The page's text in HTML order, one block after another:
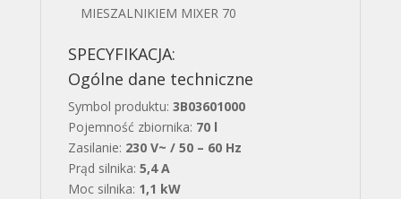
MIESZALNIKIEM MIXER 70
SPECYFIKACJA:
Ogólne dane techniczne
Symbol produktu: 3B03601000
Pojemność zbiornika: 70 l
Zasilanie: 230 V~ / 50 – 60 Hz
Prąd silnika: 5,4 A
Moc silnika: 1,1 kW